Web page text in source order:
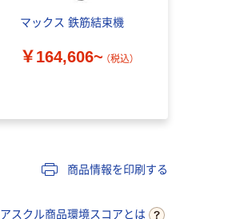
マックス 鉄筋結束機
￥164,606~ （税込）
商品情報を印刷する
アスクル商品環境スコアとは